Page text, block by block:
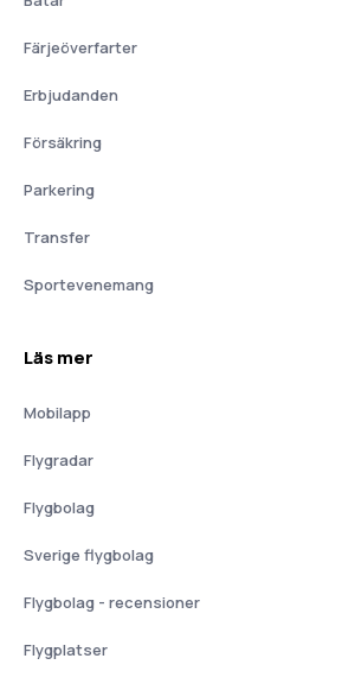
Färjeöverfarter
Erbjudanden
Försäkring
Parkering
Transfer
Sportevenemang
Läs mer
Mobilapp
Flygradar
Flygbolag
Sverige flygbolag
Flygbolag - recensioner
Flygplatser